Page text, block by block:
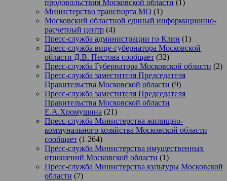
продовольствия Московской области (1)
Министерство транспорта МО (1)
Московский областной единый информационно-
расчетный центр (4)
Пресс-служба администрации го Клин (1)
Пресс-служба вице-губернатора Московской
области Д.В. Пестова сообщает (32)
Пресс-служба Губернатора Московской области (2)
Пресс-служба заместителя Председателя
Правительства Московской области (9)
Пресс-служба заместителя Председателя
Правительства Московской области
Е.А.Хромушина (21)
Пресс-служба Министерства жилищно-
коммунального хозяйства Московской области
сообщает (1 264)
Пресс-служба Министерства имущественных
отношений Московской области (1)
Пресс-служба Министерства культуры Московской
области (7)